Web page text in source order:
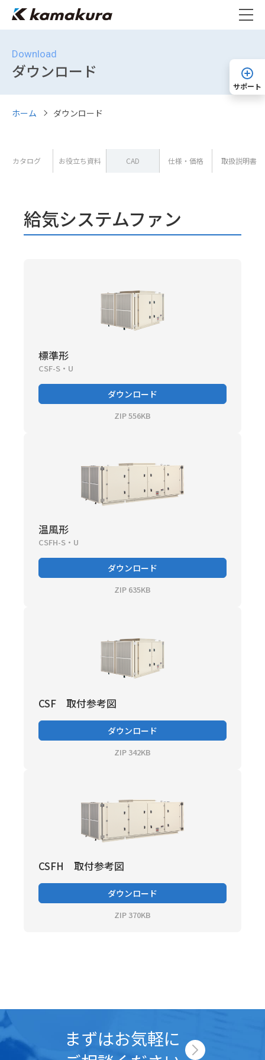
Download
ダウンロード
ホーム ダウンロード
カタログ お役立ち資料 CAD 仕様・価格 取扱説明書
給気システムファン
標準形
CSF-S・U
ダウンロード
ZIP 556KB
温風形
CSFH-S・U
ダウンロード
ZIP 635KB
CSF 取付参考図
ダウンロード
ZIP 342KB
CSFH 取付参考図
ダウンロード
ZIP 370KB
まずはお気軽に
サポート